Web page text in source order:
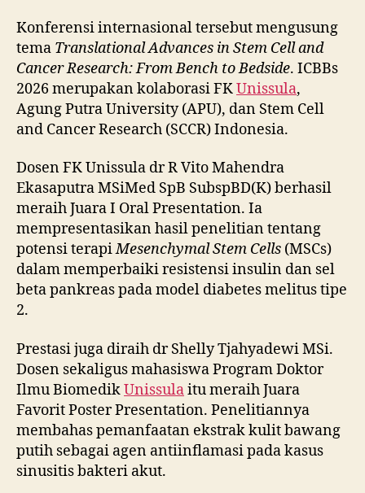
Konferensi internasional tersebut mengusung
tema Translational Advances in Stem Cell and
Cancer Research: From Bench to Bedside. ICBBs
2026 merupakan kolaborasi FKUnissula,
Agung Putra University (APU), dan Stem Cell
and Cancer Research (SCCR) Indonesia.
Dosen FK Unissula dr R Vito Mahendra
Ekasaputra MSiMed SpB SubspBD(K) berhasil
meraih Juara I Oral Presentation. Ia
mempresentasikan hasil penelitian tentang
potensi terapiMesenchymal Stem Cells (MSCs)
dalam memperbaiki resistensi insulin dan sel
beta pankreas pada model diabetes melitus tipe
2.
Prestasi juga diraih dr Shelly Tjahyadewi MSi.
Dosen sekaligus mahasiswa Program Doktor
Ilmu BiomedikUnissulaitu meraih Juara
Favorit Poster Presentation. Penelitiannya
membahas pemanfaatan ekstrak kulit bawang
putih sebagai agen antiinflamasi pada kasus
sinusitis bakteri akut.